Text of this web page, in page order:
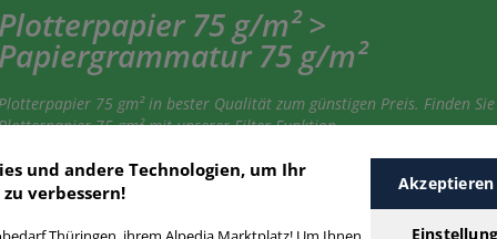
75 g/m² >
75 g/m²
75 gm² in bester Qualität zum günstigen Preis. Finden
75 gm² mit unserer Filter-Funktion.
75 g/m²
und andere Technologien, um Ihr
verbessern!